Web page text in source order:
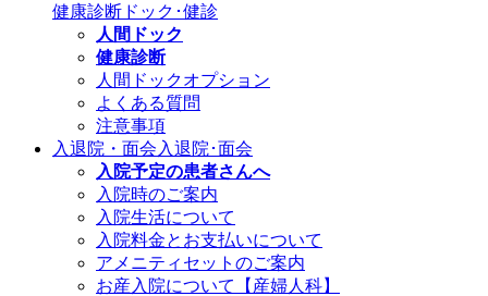
健康診断 ドック･健診
人間ドック
健康診断
人間ドックオプション
よくある質問
注意事項
入退院・面会 入退院･面会
入院予定の患者さんへ
入院時のご案内
入院生活について
入院料金とお支払いについて
アメニティセットのご案内
お産入院について【産婦人科】